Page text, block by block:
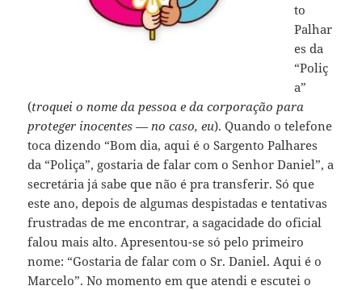
to
Palhar
es da
“Poliç
a”
(troquei o nome da pessoa e da corporação para
proteger inocentes — no caso, eu). Quando o telefone
toca dizendo “Bom dia, aqui é o Sargento Palhares
da “Poliça”, gostaria de falar com o Senhor Daniel”, a
secretária já sabe que não é pra transferir. Só que
este ano, depois de algumas despistadas e tentativas
frustradas de me encontrar, a sagacidade do oficial
falou mais alto. Apresentou-se só pelo primeiro
nome: “Gostaria de falar com o Sr. Daniel. Aqui é o
Marcelo”. No momento em que atendi e escutei o